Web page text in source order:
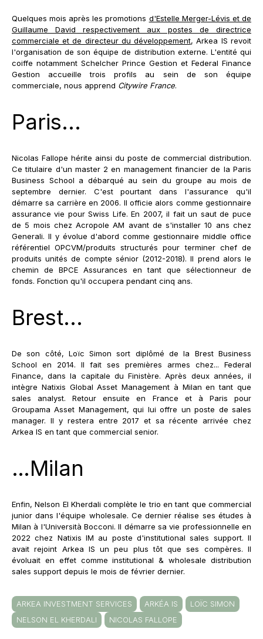
Quelques mois après les promotions d'Estelle Merger-Lévis et de
Guillaume David respectivement aux postes de directrice
commerciale et de directeur du développement, Arkea IS revoit
l'organisation de son équipe de distribution externe. L'entité qui
coiffe notamment Schelcher Prince Gestion et Federal Finance
Gestion accueille trois profils au sein de son équipe
commerciale, nous apprend Citywire France.
Paris...
Nicolas Fallope hérite ainsi du poste de commercial distribution.
Ce titulaire d'un master 2 en management financier de la Paris
Business School a débarqué au sein du groupe au mois de
septembre dernier. C'est pourtant dans l'assurance qu'il
démarre sa carrière en 2006. Il officie alors comme gestionnaire
assurance vie pour Swiss Life. En 2007, il fait un saut de puce
de 5 mois chez Acropole AM avant de s'installer 10 ans chez
Generali. Il y évolue d'abord comme gestionnaire middle office
référentiel OPCVM/produits structurés pour terminer chef de
produits unités de compte sénior (2012-2018). Il prend alors le
chemin de BPCE Assurances en tant que sélectionneur de
fonds. Fonction qu'il occupera pendant cinq ans.
Brest...
De son côté, Loïc Simon sort diplômé de la Brest Business
School en 2014. Il fait ses premières armes chez... Federal
Finance, dans la capitale du Finistère. Après deux années, il
intègre Natixis Global Asset Management à Milan en tant que
sales analyst. Retour ensuite en France et à Paris pour
Groupama Asset Management, qui lui offre un poste de sales
manager. Il y restera entre 2017 et sa récente arrivée chez
Arkea IS en tant que commercial senior.
…Milan
Enfin, Nelson El Kherdali complète le trio en tant que commercial
junior dans l'équipe wholesale. Ce dernier réalise ses études à
Milan à l'Università Bocconi. Il démarre sa vie professionnelle en
2022 chez Natixis IM au poste d'institutional sales support. Il
avait rejoint Arkea IS un peu plus tôt que ses compères. Il
évoluait en effet comme institutional & wholesale distribution
sales support depuis le mois de février dernier.
ARKEA INVESTMENT SERVICES ARKÉA IS
LOÏC SIMON
NELSON EL KHERDALI
NICOLAS FALLOPE